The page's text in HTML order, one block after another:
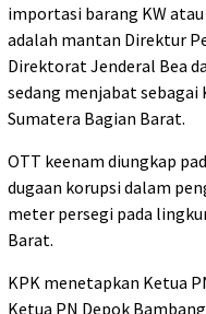
importasi barang KW
adalah mantan Direktur
Direktorat Jenderal Bea
sedang menjabat sebagai
Sumatera Bagian Barat.
OTT keenam diungkap
dugaan korupsi dalam
meter persegi pada
Barat.
KPK menetapkan Ketua
Ketua PN Depok